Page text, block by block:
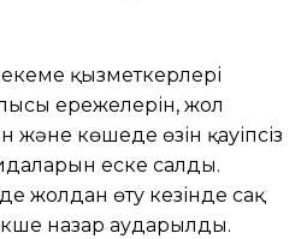
қызметкерлері
ережелерін, жол
және көшеде өзін қауіпсіз
еске салды.
жолдан өту кезінде сақ
назар аударылды.